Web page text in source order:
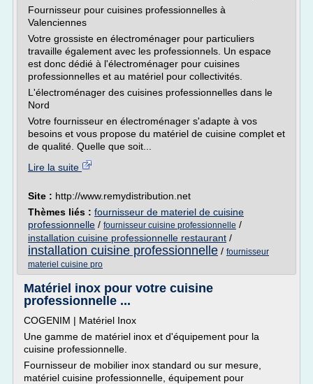
Fournisseur pour cuisines professionnelles à
Valenciennes
Votre grossiste en électroménager pour particuliers
travaille également avec les professionnels. Un espace
est donc dédié à l'électroménager pour cuisines
professionnelles et au matériel pour collectivités.
L'électroménager des cuisines professionnelles dans le
Nord
Votre fournisseur en électroménager s'adapte à vos
besoins et vous propose du matériel de cuisine complet et
de qualité. Quelle que soit...
Lire la suite
Site : http://www.remydistribution.net
Thèmes liés : fournisseur de materiel de cuisine
professionnelle / fournisseur cuisine professionnelle /
installation cuisine professionnelle restaurant /
installation cuisine professionnelle / fournisseur
materiel cuisine pro
Matériel inox pour votre cuisine
professionnelle ...
COGENIM | Matériel Inox
Une gamme de matériel inox et d'équipement pour la
cuisine professionnelle.
Fournisseur de mobilier inox standard ou sur mesure,
matériel cuisine professionnelle, équipement pour